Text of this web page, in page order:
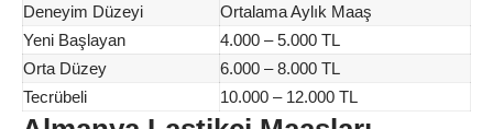
Deneyim Düzeyi
Ortalama Aylık Maaş
Yeni Başlayan
4.000 – 5.000 TL
Orta Düzey
6.000 – 8.000 TL
Tecrübeli
10.000 – 12.000 TL